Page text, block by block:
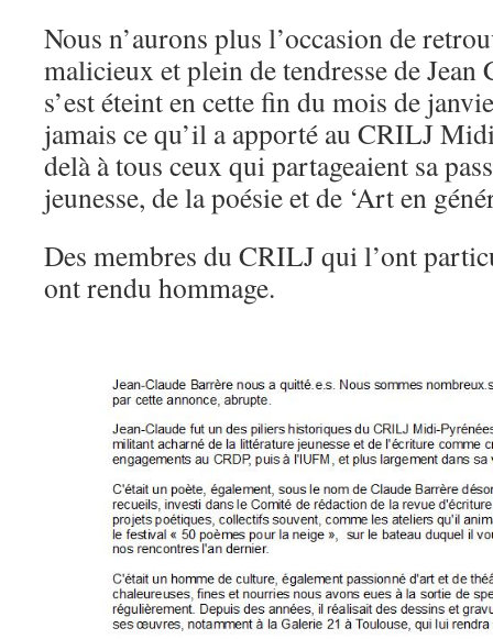
Nous n’aurons plus l’occasion de
malicieux et plein de tendresse de
s’est éteint en cette fin du mois de
jamais ce qu’il a apporté au CRILJ
delà à tous ceux qui partageaient sa
jeunesse, de la poésie et de ‘Art en
Des membres du CRILJ qui l’ont
ont rendu hommage.